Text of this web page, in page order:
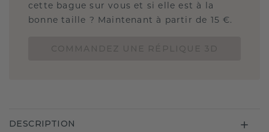
cette bague sur vous et si elle est à la
bonne taille ? Maintenant à partir de 15 €.
DESCRIPTION